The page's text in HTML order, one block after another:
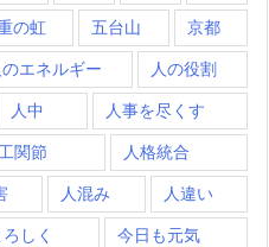
の虹 五台山 京都
のエネルギー 人の役割
人中 人事を尽くす
関節 人格統合
人混み 人違い
しく 今日も元気